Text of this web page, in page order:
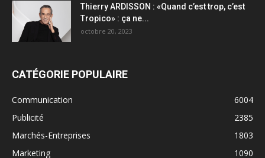
Thierry ARDISSON : «Quand c’est trop, c’est
Tropico» : ça ne...
octobre 20, 2023
CATÉGORIE POPULAIRE
Communication
6004
Publicité
2385
Marchés-Entreprises
1803
Marketing
1090